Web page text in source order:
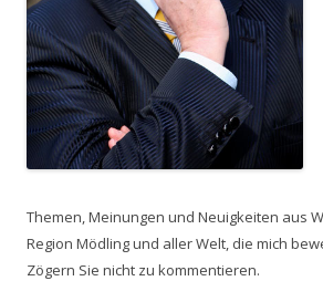
Themen, Meinungen und Neuigkeiten aus
Region Mödling und aller Welt, die mich
Zögern Sie nicht zu kommentieren.